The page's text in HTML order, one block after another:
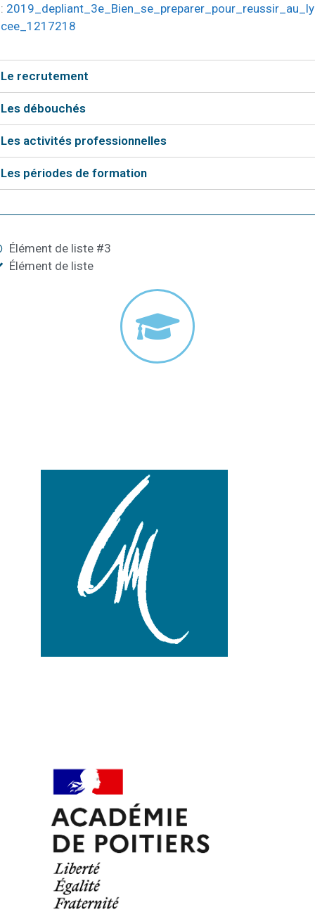
: 2019_depliant_3e_Bien_se_preparer_pour_reussir_au_ly
cee_1217218
Le recrutement
Les débouchés
Les activités professionnelles
Les périodes de formation
Élément de liste #3
Élément de liste